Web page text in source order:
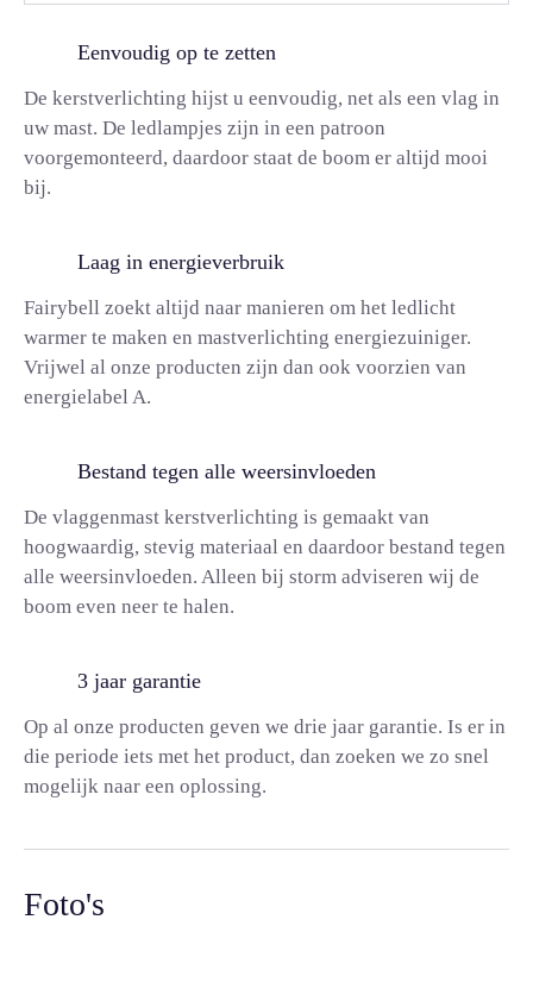
Eenvoudig op te zetten
De kerstverlichting hijst u eenvoudig, net als een vlag in
uw mast. De ledlampjes zijn in een patroon
voorgemonteerd, daardoor staat de boom er altijd mooi
bij.
Laag in energieverbruik
Fairybell zoekt altijd naar manieren om het ledlicht
warmer te maken en mastverlichting energiezuiniger.
Vrijwel al onze producten zijn dan ook voorzien van
energielabel A.
Bestand tegen alle weersinvloeden
De vlaggenmast kerstverlichting is gemaakt van
hoogwaardig, stevig materiaal en daardoor bestand tegen
alle weersinvloeden. Alleen bij storm adviseren wij de
boom even neer te halen.
3 jaar garantie
Op al onze producten geven we drie jaar garantie. Is er in
die periode iets met het product, dan zoeken we zo snel
mogelijk naar een oplossing.
Foto's